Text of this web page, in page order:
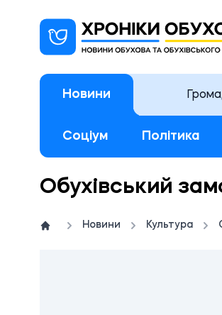
Новини
Соціум Політика
Обухівський
Новини Культура